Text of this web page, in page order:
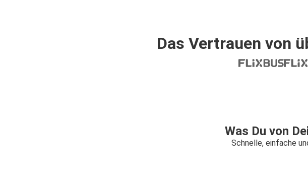
Das Vertrauen von
Was Du von
Schnelle, einfache